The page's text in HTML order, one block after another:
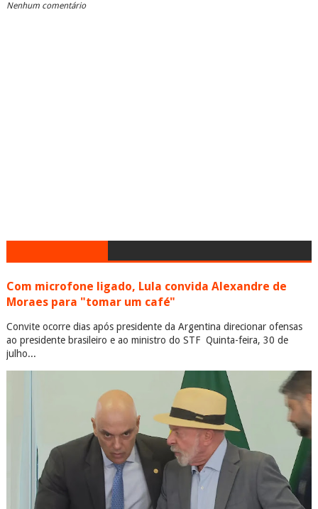
Nenhum comentário
Com microfone ligado, Lula convida Alexandre de
Moraes para "tomar um café"
Convite ocorre dias após presidente da Argentina direcionar ofensas
ao presidente brasileiro e ao ministro do STF Quinta-feira, 30 de
julho...